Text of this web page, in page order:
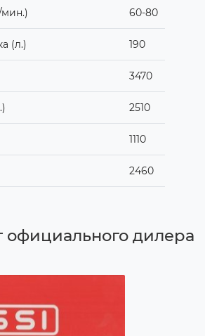
60-80
(л.) 190
3470
2510
1110
2460
официального дилера